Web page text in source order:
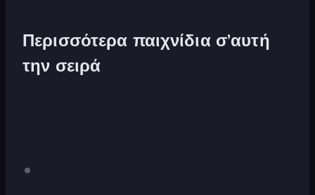
Περισσότερα παιχνίδια σ’αυτή
την σειρά
Crazy
Μόνο